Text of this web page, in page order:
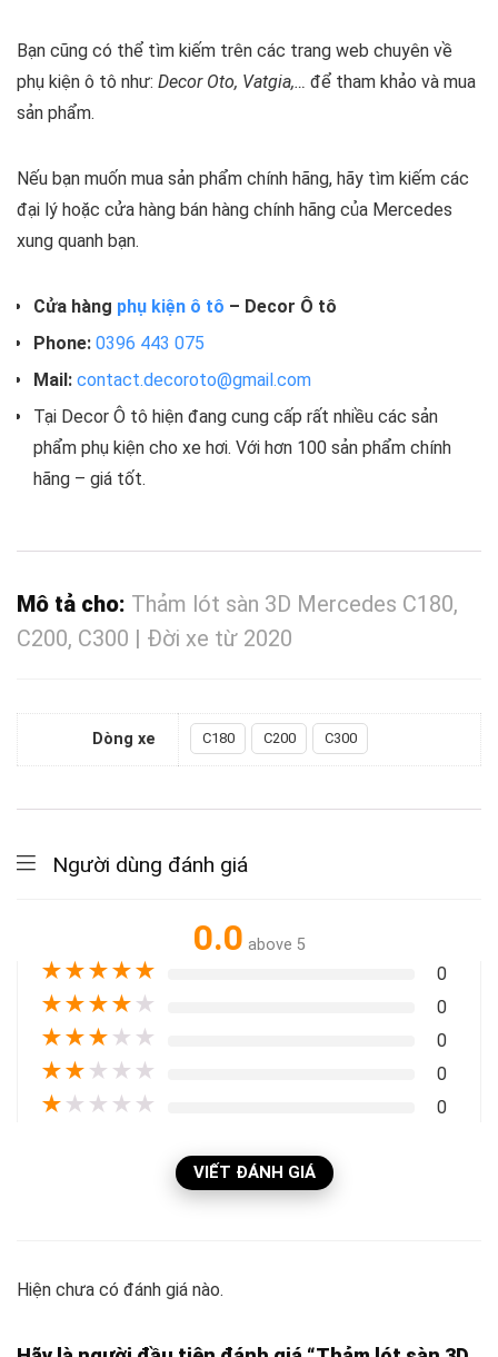
Bạn cũng có thể tìm kiếm trên các trang web chuyên về
phụ kiện ô tô như: Decor Oto, Vatgia,… để tham khảo và mua
sản phẩm.
Nếu bạn muốn mua sản phẩm chính hãng, hãy tìm kiếm các
đại lý hoặc cửa hàng bán hàng chính hãng của Mercedes
xung quanh bạn.
Cửa hàng phụ kiện ô tô – Decor Ô tô
Phone: 0396 443 075
Mail: contact.decoroto@gmail.com
Tại Decor Ô tô hiện đang cung cấp rất nhiều các sản
phẩm phụ kiện cho xe hơi. Với hơn 100 sản phẩm chính
hãng – giá tốt.
Mô tả cho: Thảm lót sàn 3D Mercedes C180,
C200, C300 | Đời xe từ 2020
Dòng xe C180 C200 C300
Người dùng đánh giá
0.0 above 5
★★★★★ 0
★★★★ ★ 0
★★★ ★ ★ 0
★★ ★ ★ ★ 0
★ ★ ★ ★ ★ 0
VIẾT ĐÁNH GIÁ
Hiện chưa có đánh giá nào.